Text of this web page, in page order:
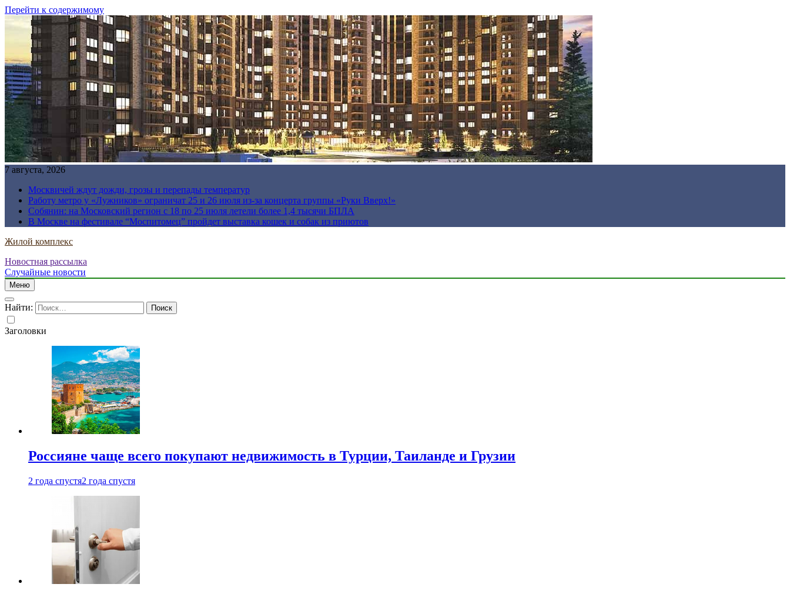
Перейти к содержимому
7 августа, 2026
Москвичей ждут дожди, грозы и перепады температур
Работу метро у «Лужников» ограничат 25 и 26 июля из-за концерта группы «Руки Вверх!»
Собянин: на Московский регион с 18 по 25 июля летели более 1,4 тысячи БПЛА
В Москве на фестивале “Моспитомец” пройдет выставка кошек и собак из приютов
Жилой комплекс
Новостная рассылка
Случайные новости
Меню
Найти:
Заголовки
Россияне чаще всего покупают недвижимость в Турции, Таиланде и Грузии
2 года спустя2 года спустя